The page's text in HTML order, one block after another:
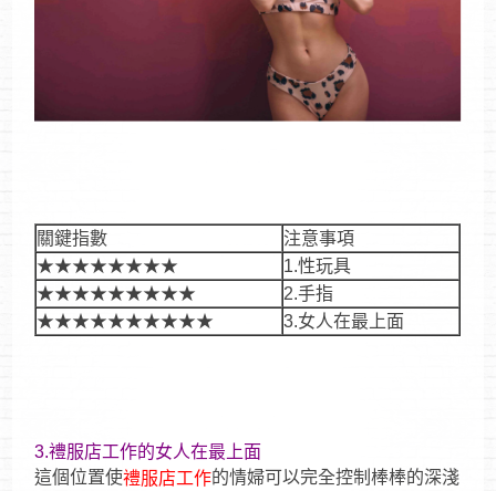
關鍵指數
注意事項
★★★★★★★★
1.性玩具
★★★★★★★★★
2.手指
★★★★★★★★★★
3.女人在最上面
3.禮服店工作的女人在最上面
這個位置使禮服店工作的情婦可以完全控制棒棒的深淺